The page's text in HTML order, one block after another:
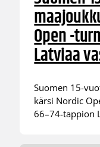
Open -
Latviaa
Suomen 15-
kärsi Nordic
66–74-tappion